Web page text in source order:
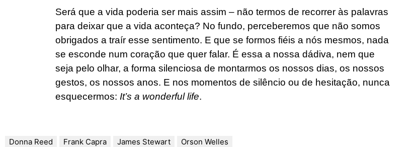
Será que a vida poderia ser mais assim – não termos de recorrer às palavras
para deixar que a vida aconteça? No fundo, perceberemos que não somos
obrigados a traír esse sentimento. E que se formos fiéis a nós mesmos, nada
se esconde num coração que quer falar. É essa a nossa dádiva, nem que
seja pelo olhar, a forma silenciosa de montarmos os nossos dias, os nossos
gestos, os nossos anos. E nos momentos de silêncio ou de hesitação, nunca
esquecermos: It’s a wonderful life.
Donna Reed Frank Capra James Stewart Orson Welles